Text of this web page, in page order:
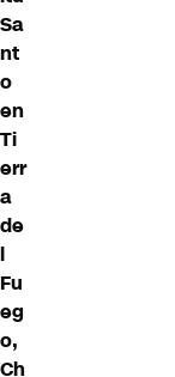
Sa
nt
o
en
Ti
err
a
de
l
Fu
eg
o,
Ch